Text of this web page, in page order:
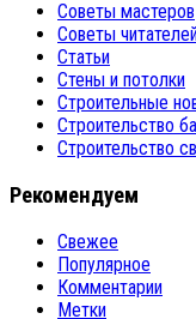
Советы мастеров
Советы
Статьи
Стены и потолки
Строительные
Строительство
Строительство
Рекомендуем
Свежее
Популярное
Комментарии
Метки